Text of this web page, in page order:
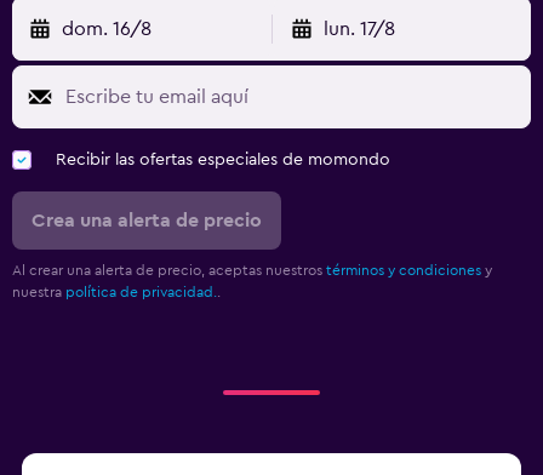
dom. 16/8 lun. 17/8
Recibir las ofertas especiales de momondo
Crea una alerta de precio
Al crear una alerta de precio, aceptas nuestros términos y condiciones y
nuestra política de privacidad.